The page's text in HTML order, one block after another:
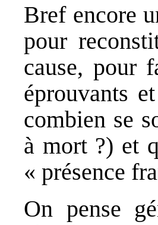
Bref encore
pour
cause, pour
éprouvants
combien se
à mort ?) et
« présence
On pense